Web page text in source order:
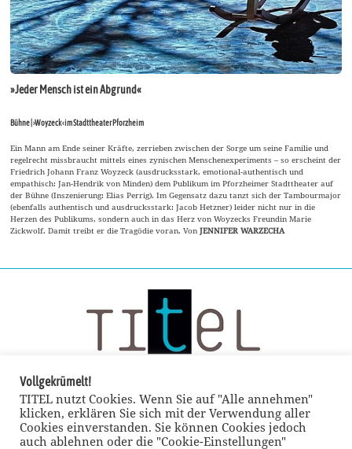
»Jeder Mensch ist ein Abgrund«
Bühne | ›Woyzeck‹ im Stadttheater Pforzheim
Ein Mann am Ende seiner Kräfte, zerrieben zwischen der Sorge um seine Familie und
regelrecht missbraucht mittels eines zynischen Menschenexperiments – so erscheint der
Friedrich Johann Franz Woyzeck (ausdrucksstark, emotional-authentisch und
empathisch: Jan-Hendrik von Minden) dem Publikum im Pforzheimer Stadttheater auf
der Bühne (Inszenierung: Elias Perrig). Im Gegensatz dazu tanzt sich der Tambourmajor
(ebenfalls authentisch und ausdrucksstark: Jacob Hetzner) leider nicht nur in die
Herzen des Publikums, sondern auch in das Herz von Woyzecks Freundin Marie
Zickwolf. Damit treibt er die Tragödie voran. VonJENNIFER WARZECHA
Vollgekrümelt!
TITEL nutzt Cookies. Wenn Sie auf "Alle annehmen"
klicken, erklären Sie sich mit der Verwendung aller
Cookies einverstanden. Sie können Cookies jedoch
auch ablehnen oder die "Cookie-Einstellungen"